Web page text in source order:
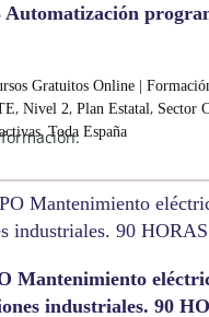
Automatización
Gratuitos Online |
, Nivel 2, Plan Estatal, Sector
,Toda España
Mantenimiento
industriales. 90